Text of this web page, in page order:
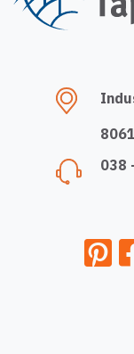
038